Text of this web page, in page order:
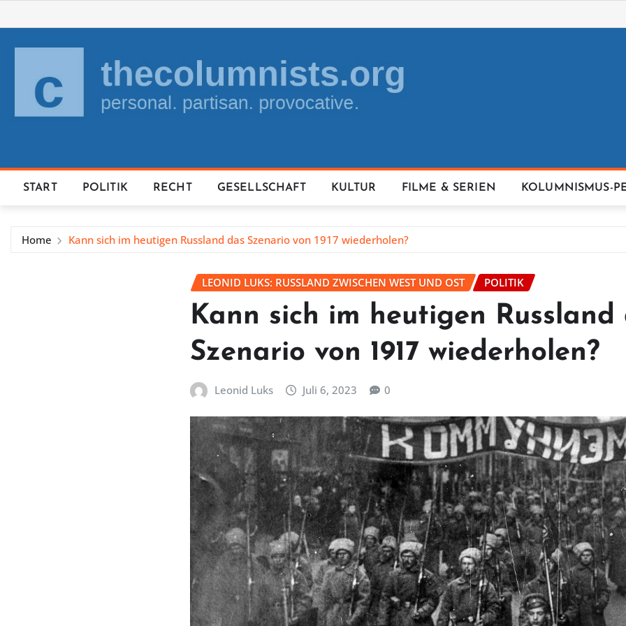
to
content
START POLITIK RECHT GESELLSCHAFT KULTUR FILME & SERIEN KOLUMNISMUS-
Home Kann sich im heutigen Russland das Szenario von 1917 wiederholen?
LEONID LUKS: RUSSLAND ZWISCHEN WEST UND OST POLITIK
Kann sich im heutigen Russland
Szenario von 1917 wiederholen?
Leonid Luks Juli 6, 2023 0